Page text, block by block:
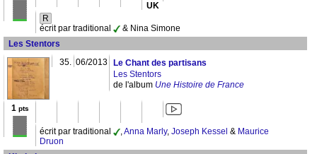
UK
R
écrit par traditional
& Nina Simone
Les Stentors
35. 06/2013
Le Chant des partisans
Les Stentors
de l'album Une Histoire de France
1 pts
écrit par traditional ,Anna Marly, Joseph Kessel & Maurice
Druon